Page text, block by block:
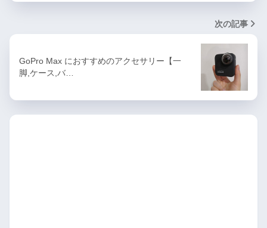
次の記事
GoPro Max におすすめのアクセサリー【一
脚,ケース,バ…